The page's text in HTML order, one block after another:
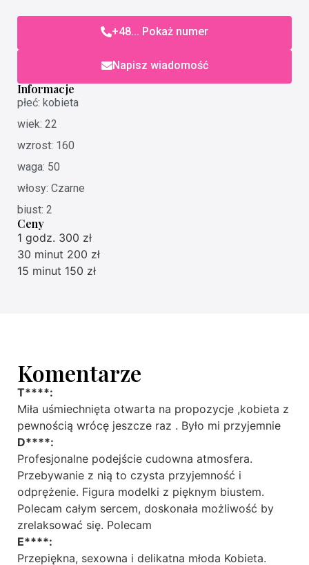
+48... Pokaż numer
Napisz wiadomość
Informacje
płeć: kobieta
wiek: 22
wzrost: 160
waga: 50
włosy: Czarne
biust: 2
Ceny
1 godz. 300 zł
30 minut 200 zł
15 minut 150 zł
Komentarze
T****:
Miła uśmiechnięta otwarta na propozycje ,kobieta z
pewnością wrócę jeszcze raz . Było mi przyjemnie
D****:
Profesjonalne podejście cudowna atmosfera.
Przebywanie z nią to czysta przyjemność i
odprężenie. Figura modelki z pięknym biustem.
Polecam całym sercem, doskonała możliwość by
zrelaksować się. Polecam
E****:
Przepiękna, sexowna i delikatna młoda Kobieta.